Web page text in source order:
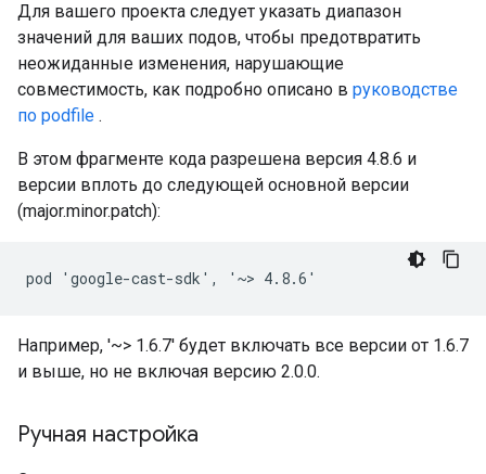
Для вашего проекта следует указать диапазон
значений для ваших подов, чтобы предотвратить
неожиданные изменения, нарушающие
совместимость, как подробно описано в руководстве
по podfile .
В этом фрагменте кода разрешена версия 4.8.6 и
версии вплоть до следующей основной версии
(major.minor.patch):
Например, '~> 1.6.7' будет включать все версии от 1.6.7
и выше, но не включая версию 2.0.0.
Ручная настройка